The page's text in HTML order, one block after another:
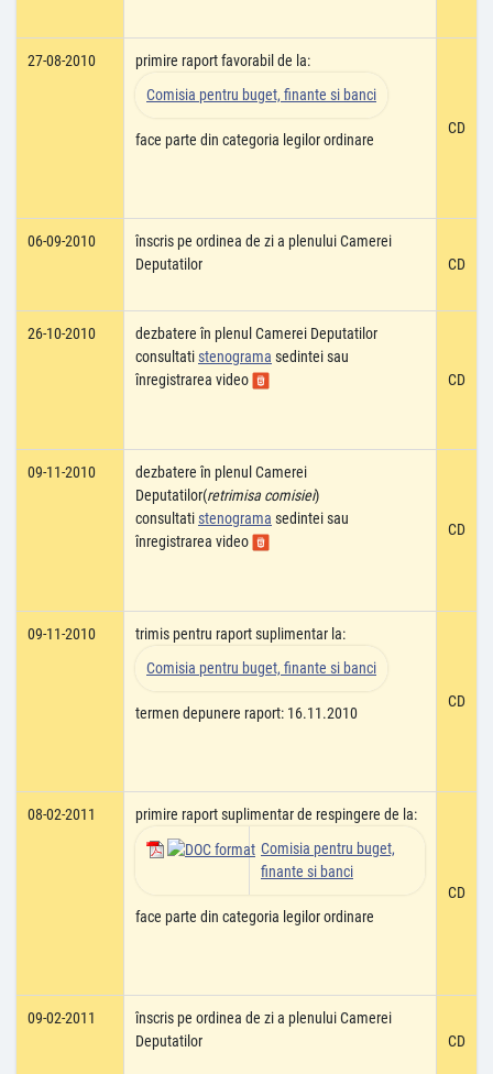
27-08-2010
primire raport favorabil de la:
Comisia pentru buget, finante si banci
face parte din categoria legilor ordinare
CD
06-09-2010
înscris pe ordinea de zi a plenului Camerei
Deputatilor
CD
26-10-2010
dezbatere în plenul Camerei Deputatilor
consultatistenograma sedintei sau
înregistrarea video
CD
09-11-2010
dezbatere în plenul Camerei
Deputatilor(retrimisa comisiei)
consultatistenograma sedintei sau
înregistrarea video
CD
09-11-2010
trimis pentru raport suplimentar la:
Comisia pentru buget, finante si banci
termen depunere raport: 16.11.2010
CD
08-02-2011
primire raport suplimentar de respingere de la:
Comisia pentru buget,
finante si banci
face parte din categoria legilor ordinare
CD
09-02-2011
înscris pe ordinea de zi a plenului Camerei
Deputatilor
CD